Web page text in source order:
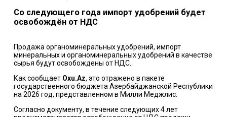
Со следующего года импорт удобрений будет
освобождён от НДС
Продажа органоминеральных удобрений, импорт
минеральных и органоминеральных удобрений в качестве
сырья будут освобождены от НДС.
Как сообщает Oxu.Az, это отражено в пакете
государственного бюджета Азербайджанской Республики
на 2026 год, представленном в Милли Меджлис.
Согласно документу, в течение следующих 4 лет